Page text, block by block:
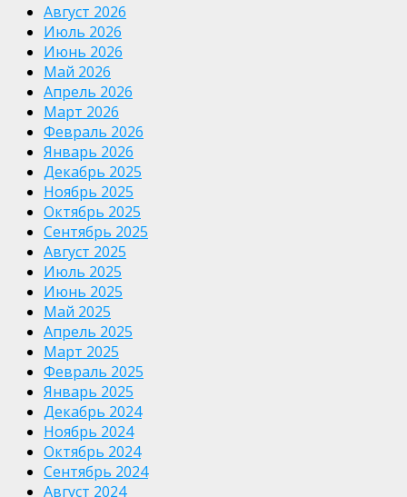
Август 2026
Июль 2026
Июнь 2026
Май 2026
Апрель 2026
Март 2026
Февраль 2026
Январь 2026
Декабрь 2025
Ноябрь 2025
Октябрь 2025
Сентябрь 2025
Август 2025
Июль 2025
Июнь 2025
Май 2025
Апрель 2025
Март 2025
Февраль 2025
Январь 2025
Декабрь 2024
Ноябрь 2024
Октябрь 2024
Сентябрь 2024
Август 2024